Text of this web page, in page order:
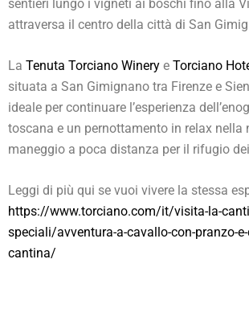
sentieri lungo i vigneti ai boschi fino alla
attraversa il centro della città di San
La Tenuta Torciano Winery e Torciano
situata a San Gimignano tra Firenze e
ideale per continuare l’esperienza
toscana e un pernottamento in relax nella
maneggio a poca distanza per il rifugio
Leggi di più qui se vuoi vivere la stessa
https://www.torciano.com/it/visita-la-
speciali/avventura-a-cavallo-con-pranzo-
cantina/